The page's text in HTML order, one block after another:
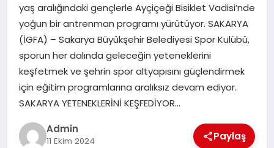
SANAT
POLITIKA
YAŞAM
SPOR
yaş aralığındaki gençlerle Ayçiçeği Bisiklet Vadisi’nde
yoğun bir antrenman programı yürütüyor. SAKARYA
(İGFA) – Sakarya Büyükşehir Belediyesi Spor Kulübü,
sporun her dalında geleceğin yeteneklerini
keşfetmek ve şehrin spor altyapısını güçlendirmek
için eğitim programlarına aralıksız devam ediyor.
SAKARYA YETENEKLERİNİ KEŞFEDİYOR…
Admin
11 Ekim 2024 Paylaş